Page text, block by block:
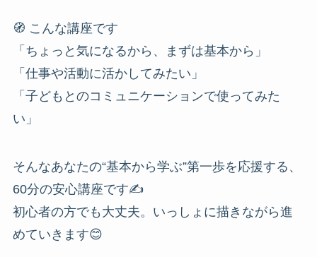
🧭 こんな講座です
「ちょっと気になるから、まずは基本から」
「仕事や活動に活かしてみたい」
「子どもとのコミュニケーションで使ってみた
い」
そんなあなたの“基本から学ぶ”第一歩を応援する、
60分の安心講座です✍️
初心者の方でも大丈夫。いっしょに描きながら進
めていきます😊